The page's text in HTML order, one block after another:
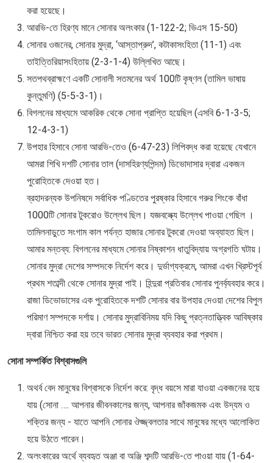
করা হয়েছে।
আরভি-তে হিরণ্য মানে সোনার অলংকার (1-122-2; ভিএস 15-50)
সোনার ওজনের, সোনার মুদ্রা, ‘আস্তাপ্রুদ’, কটাকাসংহিতা (11-1) এবং
তাইত্তিরিয়াসংহিতায় (2-3-1-4) উল্লিখিত আছে।
সতপথব্রাহ্মণে একটি সোনালী সতমনের অর্থ 100টি কৃষ্ণল (তামিল ভাষায়
কুন্তুমণি) (5-5-3-1)।
বিগলনের মাধ্যমে আকরিক থেকে সোনা প্রাপ্তি হয়েছিল (এসবি 6-1-3-5;
12-4-3-1)
উপহার হিসাবে সোনা আরভি-তেও (6-47-23) লিপিবদ্ধ করা হয়েছে যেখানে
আমরা শিখি দশটি সোনার তাল (দাসহিরণ্যপিন্দম) ডিভোদাসার দ্বারা একজন
পুরোহিতকে দেওয়া হত।
ব্রহাদরন্যক উপনিষদে সর্বাধিক পণ্ডিতের পুরষ্কার হিসাবে গরুর শিংকে বাঁধা
1000টি সোনার টুকরোও উল্লেখ ছিল। যজ্ঞবল্ক্যে উল্লেখ পাওয়া গেছিল ।
তামিলনাড়ুতে সংগাম কাল পর্যন্ত হাজার সোনার টুকরো দেওয়া অব্যাহত ছিল।
আমার মন্তব্য: বিগলনের মাধ্যমে সোনার নিষ্কাশন ধাতুবিদ্যায় অগ্রগতি ঘটায়।
সোনার মুদ্রা দেশের সম্পদকে নির্দেশ করে। দুর্ভাগ্যক্রমে, আমরা এখন খ্রিস্টপূর্ব
প্রথম শতাব্দী থেকে সোনার মুদ্রা পাই। হিন্দুরা প্রতিবার সোনার পুনর্ব্যবহার করে।
রাজা ডিভোডাসের এক পুরোহিতকে দশটি সোনার বার উপহার দেওয়া দেশের বিপুল
পরিমাণ সম্পদকে দর্শায়। সোনার মুদ্রাবিনিময় যদি কিছু প্রত্নতাত্ত্বিক আবিষ্কার
দ্বারা নিশ্চিত করা হয় তবে ভারত সোনার মুদ্রা ব্যবহার করা প্রথম।
সোনা সম্পর্কিত বিশ্বাসগুলি
অথর্ব বেদ মানুষের বিশ্বাসকে নির্দেশ করে: বৃদ্ধ বয়সে মারা যাওয়া একজনের হয়ে
যায় (সোনা …. আপনার জীবনকালের জন্য, আপনার জাঁকজমক এবং উদ্যম ও
শক্তির জন্য - যাতে আপনি সোনার ঔজ্জ্বলতার সাথে মানুষের মধ্যে আলোকিত
হয়ে উঠতে পারেন।
অলংকারের অর্থে ব্যবহৃত অঞ্জা বা অঞ্জি শব্দটি আরভি-তে পাওয়া যায় (1-64-